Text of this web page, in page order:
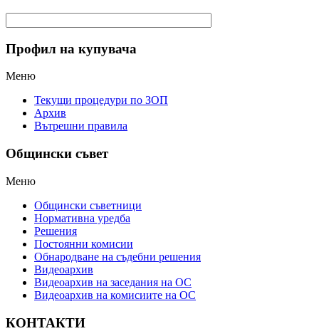
Профил на купувача
Меню
Текущи процедури по ЗОП
Архив
Вътрешни правила
Общински съвет
Меню
Общински съветници
Нормативна уредба
Решения
Постоянни комисии
Обнародване на съдебни решения
Видеоархив
Видеоархив на заседания на ОС
Видеоархив на комисиите на ОС
КОНТАКТИ